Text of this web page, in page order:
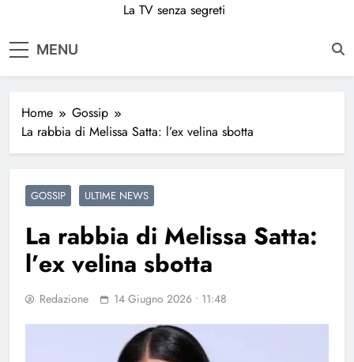
La TV senza segreti
MENU
Home
Gossip
La rabbia di Melissa Satta: l’ex velina sbotta
GOSSIP ULTIME NEWS
La rabbia di Melissa Satta:
l’ex velina sbotta
Redazione 14 Giugno 2026 • 11:48